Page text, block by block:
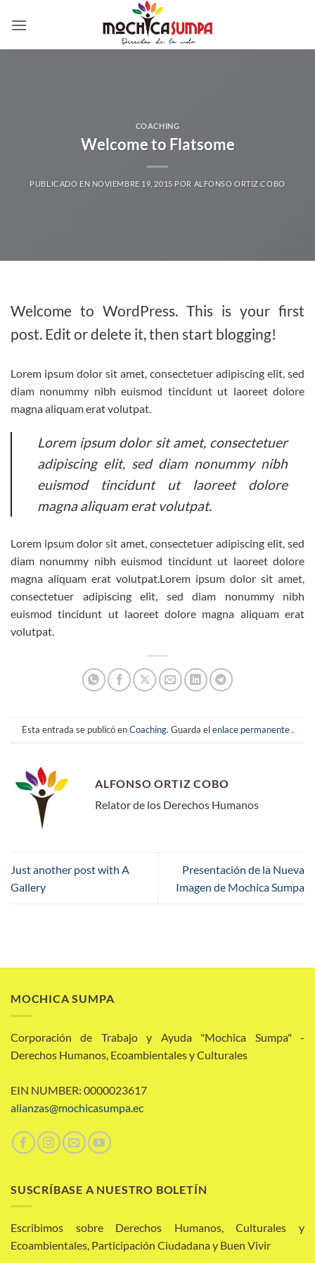
COACHING
Welcome to Flatsome
PUBLICADO EN NOVIEMBRE 19, 2015 POR ALFONSO ORTIZ COBO
Welcome to WordPress. This is your first
post. Edit or delete it, then start blogging!
Lorem ipsum dolor sit amet, consectetuer adipiscing elit, sed
diam nonummy nibh euismod tincidunt ut laoreet dolore
magna aliquam erat volutpat.
Lorem ipsum dolor sit amet, consectetuer
adipiscing elit, sed diam nonummy nibh
euismod tincidunt ut laoreet dolore
magna aliquam erat volutpat.
Lorem ipsum dolor sit amet, consectetuer adipiscing elit, sed
diam nonummy nibh euismod tincidunt ut laoreet dolore
magna aliquam erat volutpat.Lorem ipsum dolor sit amet,
consectetuer adipiscing elit, sed diam nonummy nibh
euismod tincidunt ut laoreet dolore magna aliquam erat
volutpat.
Esta entrada se publicó enCoaching. Guarda elenlace permanente.
ALFONSO ORTIZ COBO
Relator de los Derechos Humanos
Just another post with A
Gallery
Presentación de la Nueva
Imagen de Mochica Sumpa
MOCHICA SUMPA
Corporación de Trabajo y Ayuda "Mochica Sumpa" -
Derechos Humanos, Ecoambientales y Culturales
EIN NUMBER: 0000023617
alianzas@mochicasumpa.ec
SUSCRÍBASE A NUESTRO BOLETÍN
Escribimos sobre Derechos Humanos, Culturales y
Ecoambientales, Participación Ciudadana y Buen Vivir